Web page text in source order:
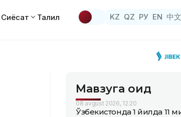
Сиёсат Таҳлил KZ QZ РУ EN 中文
Мавзуга оид
08 avgust 2026, 12:20
Ўзбекистонда 1 йилда 11